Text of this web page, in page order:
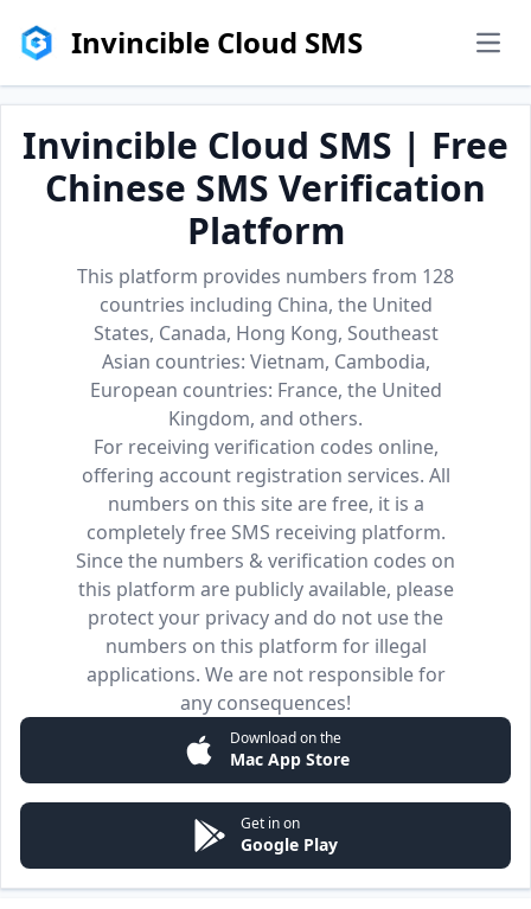
Invincible Cloud SMS
Invincible Cloud SMS | Free
Chinese SMS Verification
Platform
This platform provides numbers from 128
countries including China, the United
States, Canada, Hong Kong, Southeast
Asian countries: Vietnam, Cambodia,
European countries: France, the United
Kingdom, and others.
For receiving verification codes online,
offering account registration services. All
numbers on this site are free, it is a
completely free SMS receiving platform.
Since the numbers & verification codes on
this platform are publicly available, please
protect your privacy and do not use the
numbers on this platform for illegal
applications. We are not responsible for
any consequences!
Download on the
Mac App Store
Get in on
Google Play